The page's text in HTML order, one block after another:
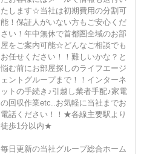
たします☆当社は初期費用の分割可
能！保証人がいない方もご安心くだ
さい！年中無休で首都圏全域のお部
屋をご案内可能☆どんなご相談でも
お任せください！！難しいかな？と
悩む前にお部屋探しのライフエージ
ェントグループまで！！インターネ
ットの手続き♪引越し業者手配♪家電
の回収作業etc..お気軽に当社までお
電話ください！！★各線主要駅より
徒歩1分以内★
毎日更新の当社グループ総合ホーム